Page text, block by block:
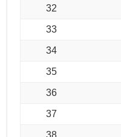
32
33
34
35
36
37